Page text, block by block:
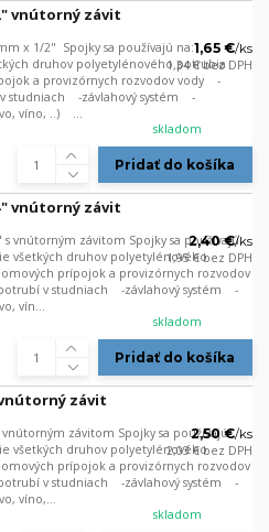
vnútorný závit
x 1/2" Spojky sa používajú na: -
druhov polyetylénového potrubia
a provizórnych rozvodov vody -
studniach -závlahový systém -
víno, ..) ...
1,65 €/ks
1,34 €bez DPH
skladom
Pridať do košíka
vnútorný závit
s vnútorným závitom Spojky sa používajú
všetkých druhov polyetylénového
prípojok a provizórnych rozvodov
v studniach -závlahový systém -
vín...
2,40 €/ks
1,95 €bez DPH
skladom
Pridať do košíka
vnútorný závit
vnútorným závitom Spojky sa používajú
všetkých druhov polyetylénového
prípojok a provizórnych rozvodov
v studniach -závlahový systém -
víno,...
2,50 €/ks
2,03 €bez DPH
skladom